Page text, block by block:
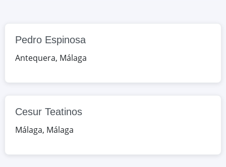
Pedro Espinosa
Antequera, Málaga
Cesur Teatinos
Málaga, Málaga